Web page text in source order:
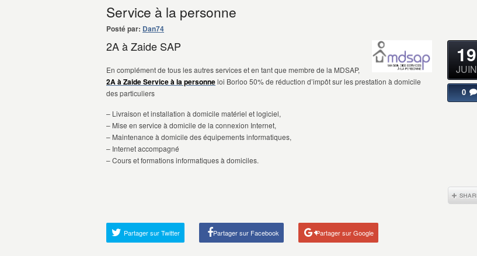
Service à la personne
Posté par: Dan74
2A à Zaide SAP
En complément de tous les autres services et en tant que membre de la MDSAP,
2A à Zaide Service à la personneloi Borloo 50% de réduction d’impôt sur les prestation à domicile
des particuliers
– Livraison et installation à domicile matériel et logiciel,
– Mise en service à domicile de la connexion Internet,
– Maintenance à domicile des équipements informatiques,
– Internet accompagné
– Cours et formations informatiques à domiciles.
19
JUIN
0
Partager sur Twitter Partager sur Facebook Partager sur Google